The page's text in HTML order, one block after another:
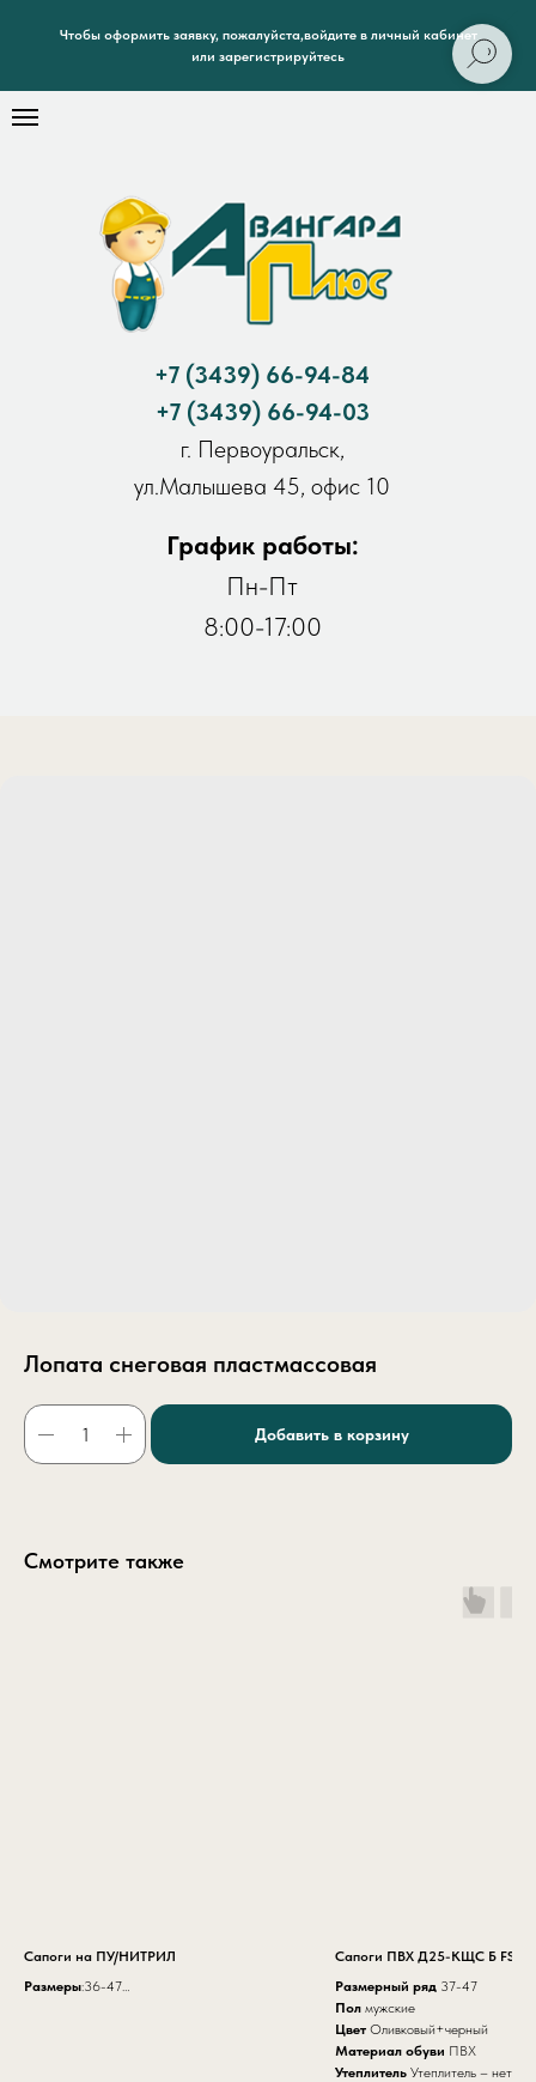
Чтобы оформить заявку, пожалуйста,войдите в личный кабинет
или зарегистрируйтесь
+7 (3439) 66-94-84
+7 (3439) 66-94-03
г. Первоуральск,
ул.Малышева 45, офис 10
График работы:
Пн-Пт
8:00-17:00
Лопата снеговая пластмассовая
Добавить в корзину
Смотрите также
Сапоги на ПУ/НИТРИЛ
Размеры:36-47
Сапоги ПВХ Д25-КЩС Б FS
Размерный ряд 37-47
Пол мужские
Цвет Оливковый+черный
Материал обуви ПВХ
Утеплитель Утеплитель – нет